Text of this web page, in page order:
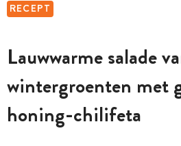
RECEPT
Lauwwarme salade
wintergroenten met
honing-chilifeta